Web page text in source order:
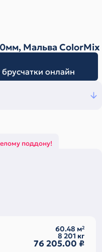
Мальва ColorMix
брусчатки онлайн
поддону!
60.48 м2
8 201 кг
76 205.00 ₽